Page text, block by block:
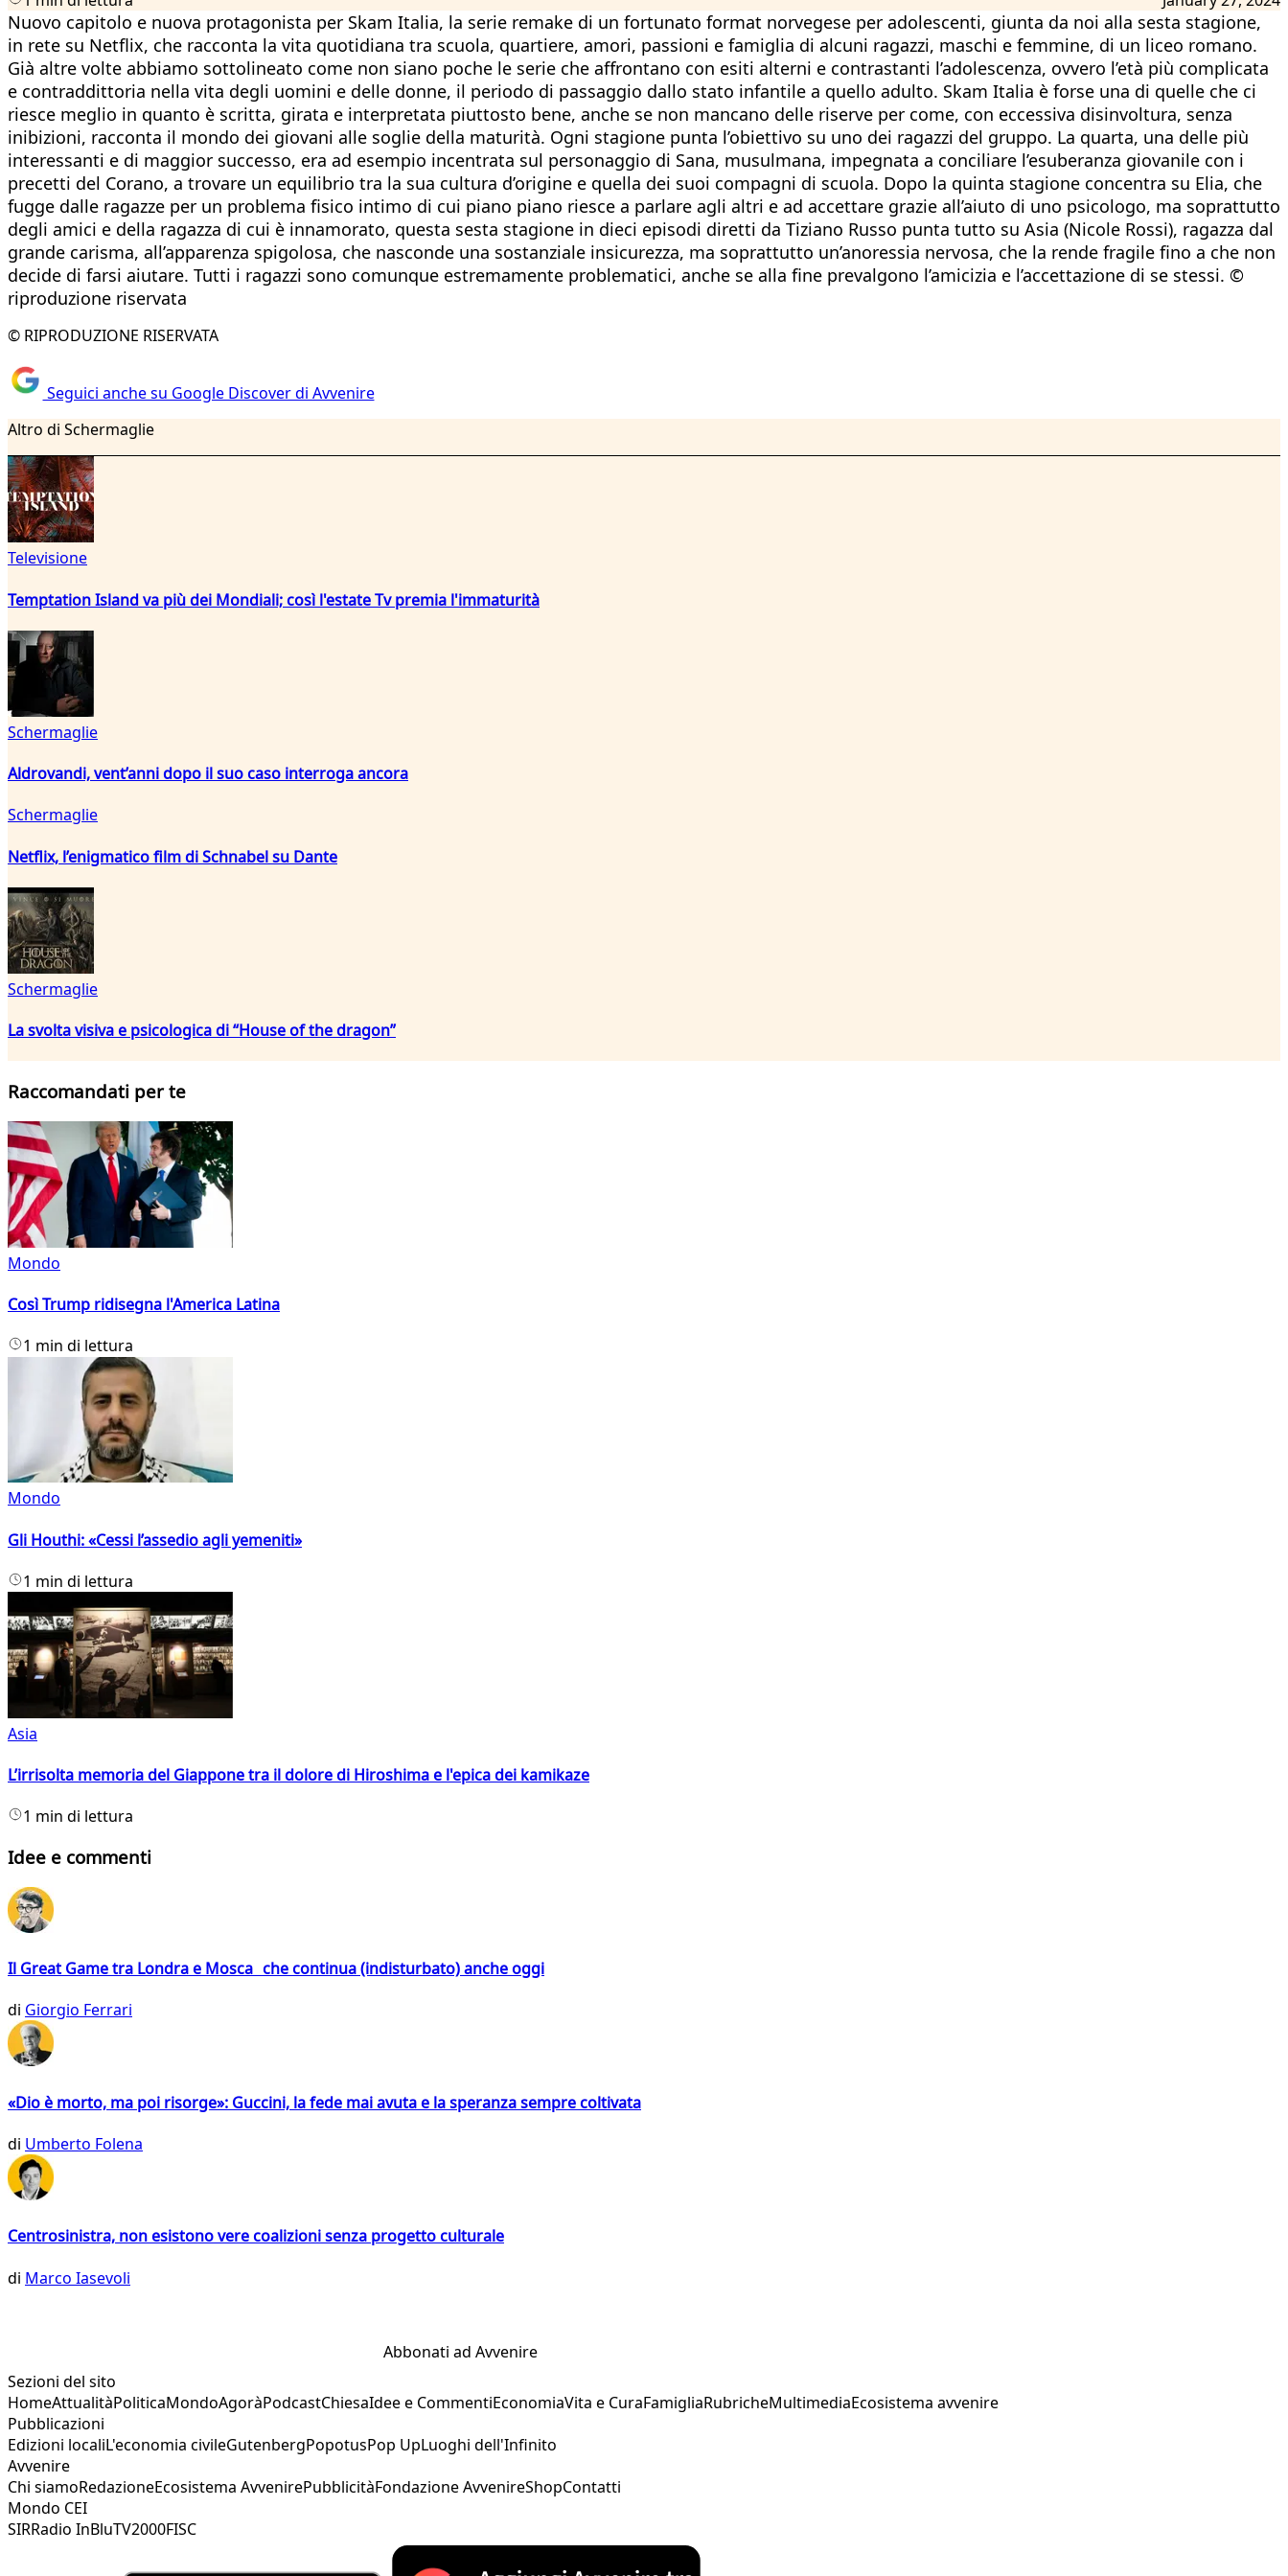
Nuovo capitolo e nuova protagonista per Skam Italia, la serie remake di un fortunato format norvegese per adolescenti, giunta da noi alla sesta stagione,
in rete su Netflix, che racconta la vita quotidiana tra scuola, quartiere, amori, passioni e famiglia di alcuni ragazzi, maschi e femmine, di un liceo romano.
Già altre volte abbiamo sottolineato come non siano poche le serie che affrontano con esiti alterni e contrastanti l’adolescenza, ovvero l’età più complicata
e contraddittoria nella vita degli uomini e delle donne, il periodo di passaggio dallo stato infantile a quello adulto. Skam Italia è forse una di quelle che ci
riesce meglio in quanto è scritta, girata e interpretata piuttosto bene, anche se non mancano delle riserve per come, con eccessiva disinvoltura, senza
inibizioni, racconta il mondo dei giovani alle soglie della maturità. Ogni stagione punta l’obiettivo su uno dei ragazzi del gruppo. La quarta, una delle più
interessanti e di maggior successo, era ad esempio incentrata sul personaggio di Sana, musulmana, impegnata a conciliare l’esuberanza giovanile con i
precetti del Corano, a trovare un equilibrio tra la sua cultura d’origine e quella dei suoi compagni di scuola. Dopo la quinta stagione concentra su Elia, che
fugge dalle ragazze per un problema fisico intimo di cui piano piano riesce a parlare agli altri e ad accettare grazie all’aiuto di uno psicologo, ma soprattutto
degli amici e della ragazza di cui è innamorato, questa sesta stagione in dieci episodi diretti da Tiziano Russo punta tutto su Asia (Nicole Rossi), ragazza dal
grande carisma, all’apparenza spigolosa, che nasconde una sostanziale insicurezza, ma soprattutto un’anoressia nervosa, che la rende fragile fino a che non
decide di farsi aiutare. Tutti i ragazzi sono comunque estremamente problematici, anche se alla fine prevalgono l’amicizia e l’accettazione di se stessi. ©
riproduzione riservata
© RIPRODUZIONE RISERVATA
Seguici anche su Google Discover di Avvenire
Altro di Schermaglie
Televisione
Temptation Island va più dei Mondiali; così l'estate Tv premia l'immaturità
Schermaglie
Aldrovandi, vent’anni dopo il suo caso interroga ancora
Schermaglie
Netflix, l’enigmatico film di Schnabel su Dante
Schermaglie
La svolta visiva e psicologica di “House of the dragon”
Raccomandati per te
Mondo
Così Trump ridisegna l'America Latina
1 min di lettura
Mondo
Gli Houthi: «Cessi l’assedio agli yemeniti»
1 min di lettura
Asia
L’irrisolta memoria del Giappone tra il dolore di Hiroshima e l'epica dei kamikaze
1 min di lettura
Idee e commenti
Il Great Game tra Londra e Mosca che continua (indisturbato) anche oggi
di Giorgio Ferrari
«Dio è morto, ma poi risorge»: Guccini, la fede mai avuta e la speranza sempre coltivata
di Umberto Folena
Centrosinistra, non esistono vere coalizioni senza progetto culturale
di Marco Iasevoli
Abbonati ad Avvenire
Sezioni del sito
HomeAttualitàPoliticaMondoAgoràPodcastChiesaIdee e CommentiEconomiaVita e CuraFamigliaRubricheMultimediaEcosistema avvenire
Pubblicazioni
Edizioni localiL'economia civileGutenbergPopotusPop UpLuoghi dell'Infinito
Avvenire
Chi siamoRedazioneEcosistema AvvenirePubblicitàFondazione AvvenireShopContatti
Mondo CEI
SIRRadio InBluTV2000FISC